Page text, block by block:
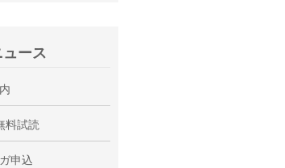
ース
料試読
申込